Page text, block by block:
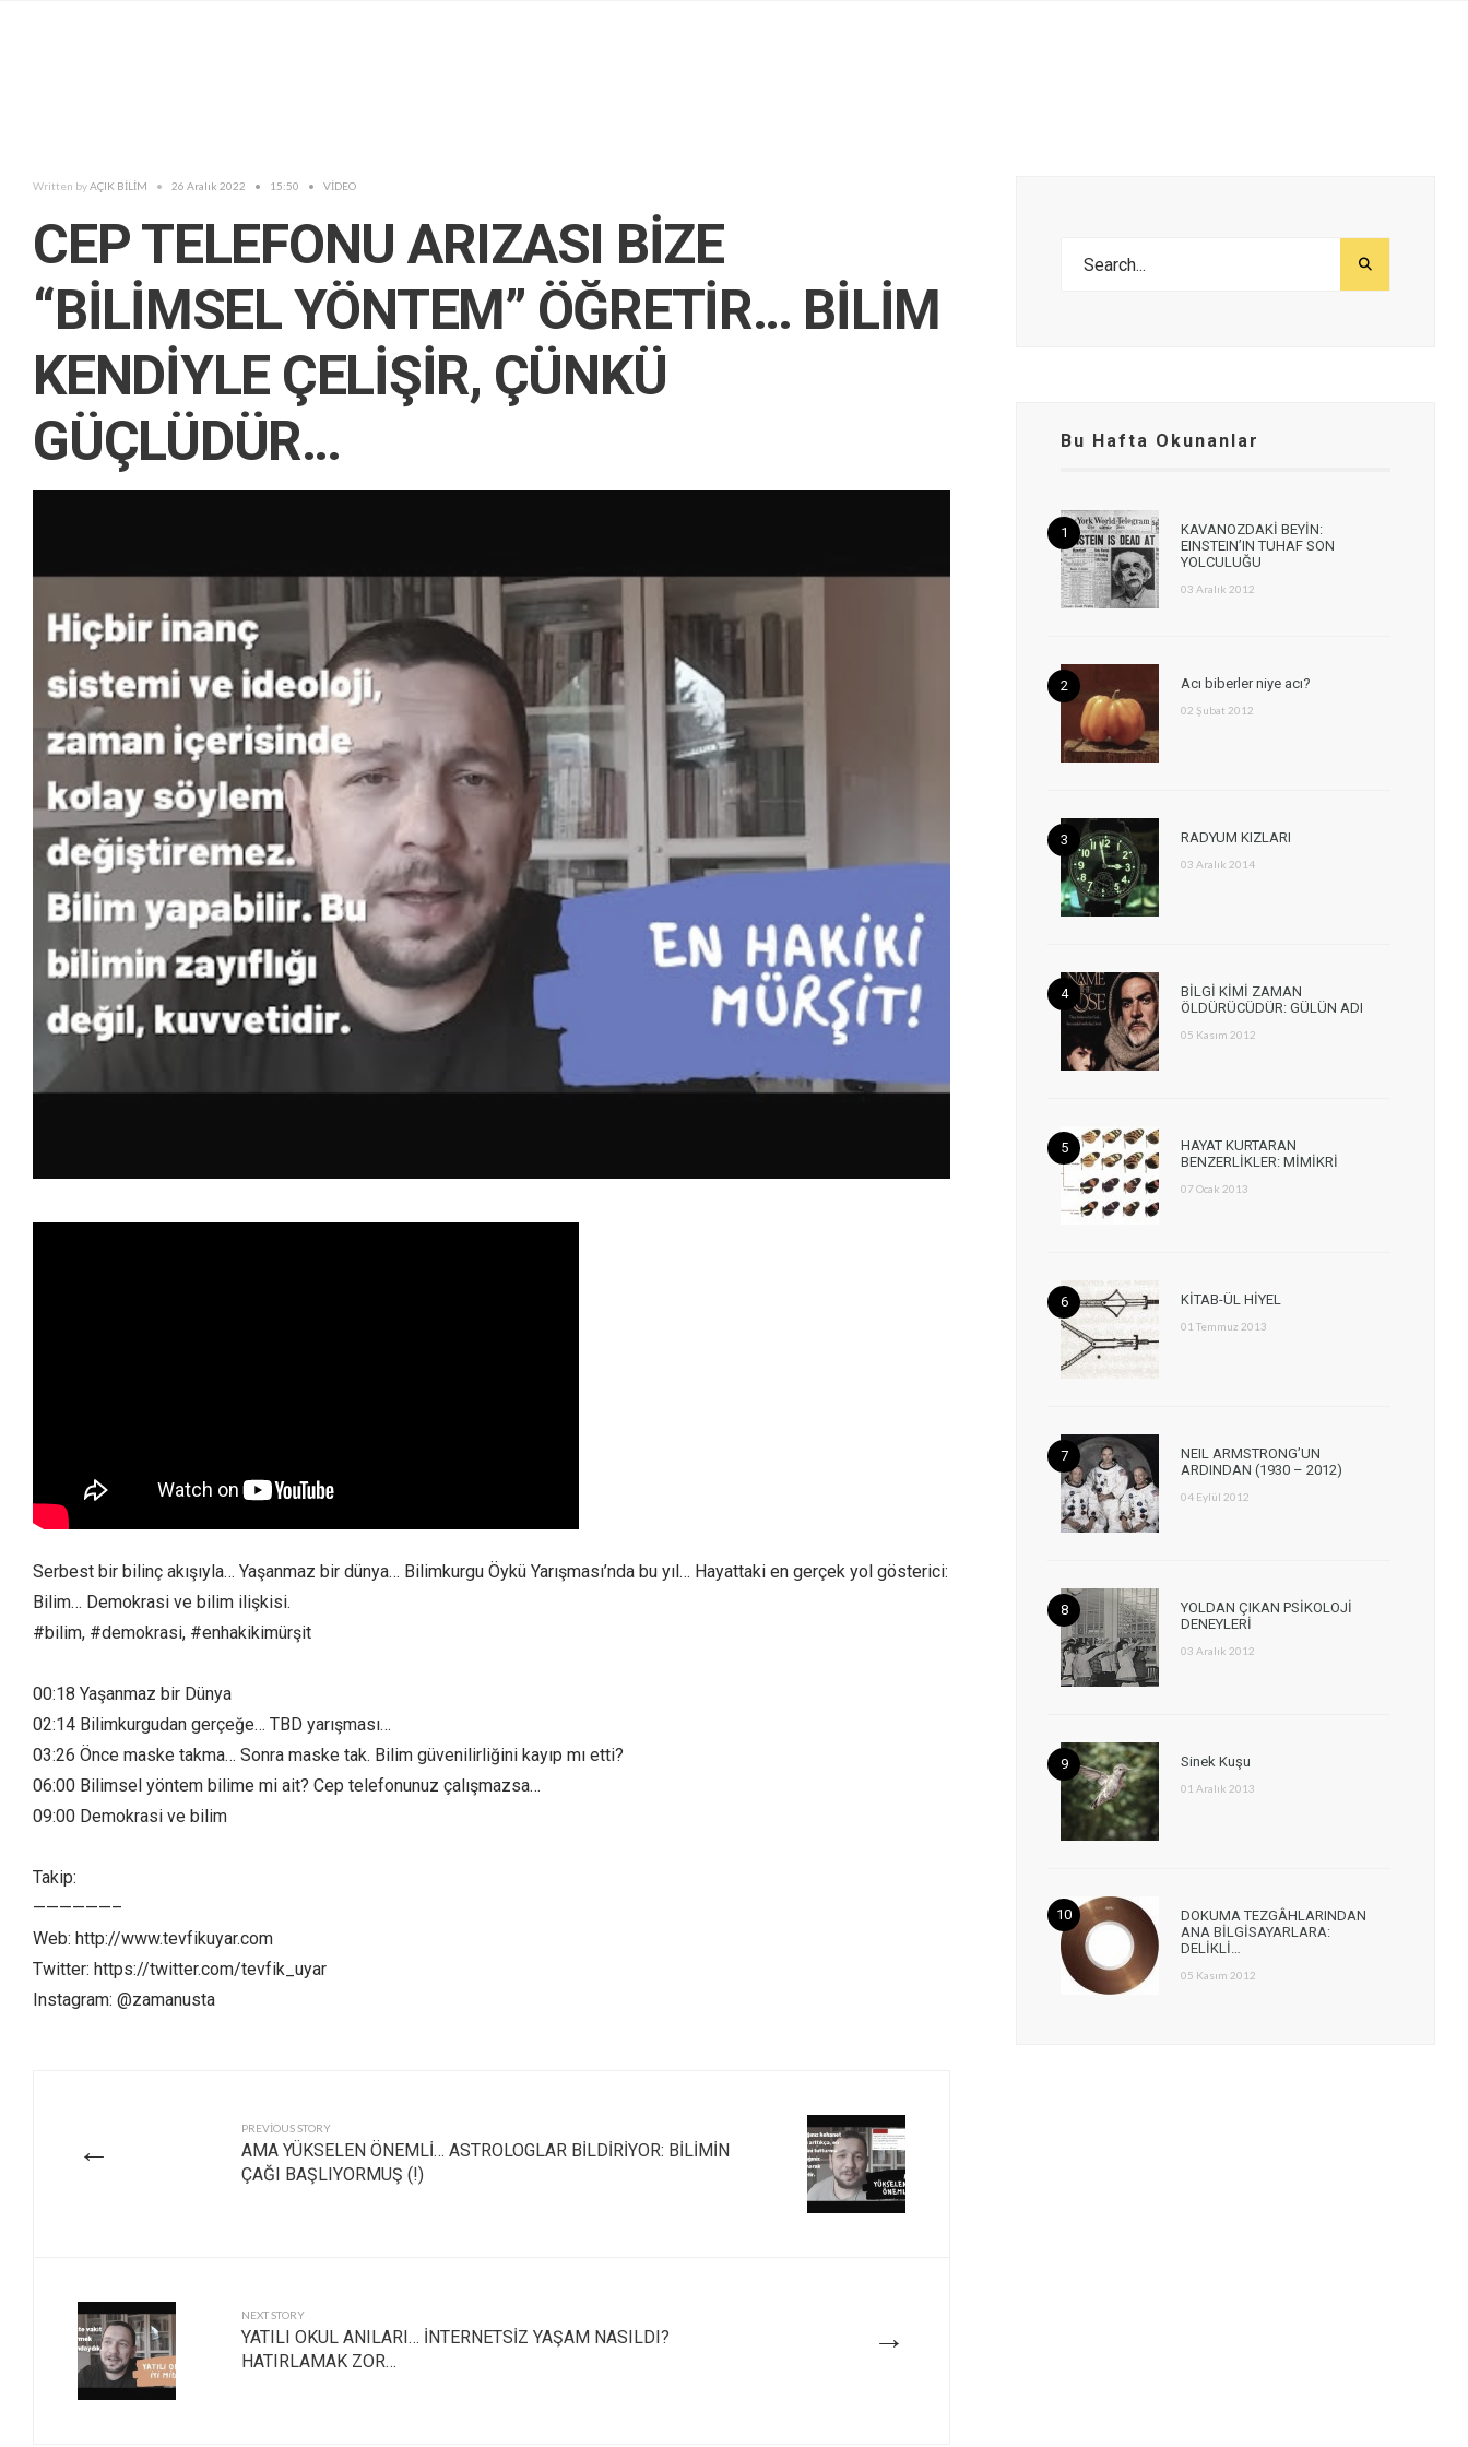
Written byAÇIK BİLİM • 26 Aralık 2022 • 15:50 • VİDEO
CEP TELEFONU ARIZASI BİZE
“BİLİMSEL YÖNTEM” ÖĞRETİR… BİLİM
KENDİYLE ÇELİŞİR, ÇÜNKÜ
GÜÇLÜDÜR…
Serbest bir bilinç akışıyla… Yaşanmaz bir dünya… Bilimkurgu Öykü Yarışması’nda bu yıl… Hayattaki en gerçek yol gösterici:
Bilim… Demokrasi ve bilim ilişkisi.
#bilim, #demokrasi, #enhakikimürşit
00:18 Yaşanmaz bir Dünya
02:14 Bilimkurgudan gerçeğe… TBD yarışması…
03:26 Önce maske takma… Sonra maske tak. Bilim güvenilirliğini kayıp mı etti?
06:00 Bilimsel yöntem bilime mi ait? Cep telefonunuz çalışmazsa…
09:00 Demokrasi ve bilim
Takip:
——————–
Web: http://www.tevfikuyar.com
Twitter: https://twitter.com/tevfik_uyar
Instagram: @zamanusta
←
PREVIOUS STORY
AMA YÜKSELEN ÖNEMLİ… ASTROLOGLAR BİLDİRİYOR: BİLİMİN
ÇAĞI BAŞLIYORMUŞ (!)
→
NEXT STORY
YATILI OKUL ANILARI… İNTERNETSİZ YAŞAM NASILDI?
HATIRLAMAK ZOR…
Bu Hafta Okunanlar
KAVANOZDAKİ BEYİN:
EINSTEIN’IN TUHAF SON
YOLCULUĞU
03 Aralık 2012
Acı biberler niye acı?
02 Şubat 2012
RADYUM KIZLARI
03 Aralık 2014
BİLGİ KİMİ ZAMAN
ÖLDÜRÜCÜDÜR: GÜLÜN ADI
05 Kasım 2012
HAYAT KURTARAN
BENZERLİKLER: MİMİKRİ
07 Ocak 2013
KİTAB-ÜL HİYEL
01 Temmuz 2013
NEIL ARMSTRONG’UN
ARDINDAN (1930 – 2012)
04 Eylül 2012
YOLDAN ÇIKAN PSİKOLOJİ
DENEYLERİ
03 Aralık 2012
Sinek Kuşu
01 Aralık 2013
DOKUMA TEZGÂHLARINDAN
ANA BİLGİSAYARLARA:
DELİKLİ…
05 Kasım 2012